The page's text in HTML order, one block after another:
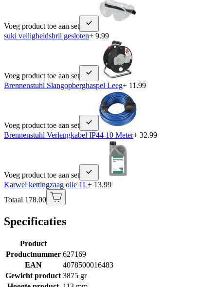
Voeg product toe aan set
suki veiligheidsbril gesloten+ 9.99
Voeg product toe aan set
Brennenstuhl Slangopberghaspel Leeg+ 11.99
Voeg product toe aan set
Brennenstuhl Verlengkabel IP44 10 Meter+ 32.99
Voeg product toe aan set
Karwei kettingzaag olie 1L+ 13.99
Totaal 178.00
Specificaties
Product
Productnummer 627169
EAN
4078500016483
Gewicht product 3875 gr